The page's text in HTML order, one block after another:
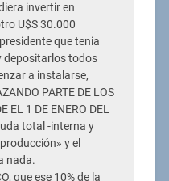
invertir en
U$S 30.000
que tenia
depositarlos todos
a instalarse,
PARTE DE LOS
EL 1 DE ENERO DEL
total -interna y
y el
nada.
que ese 10% de la